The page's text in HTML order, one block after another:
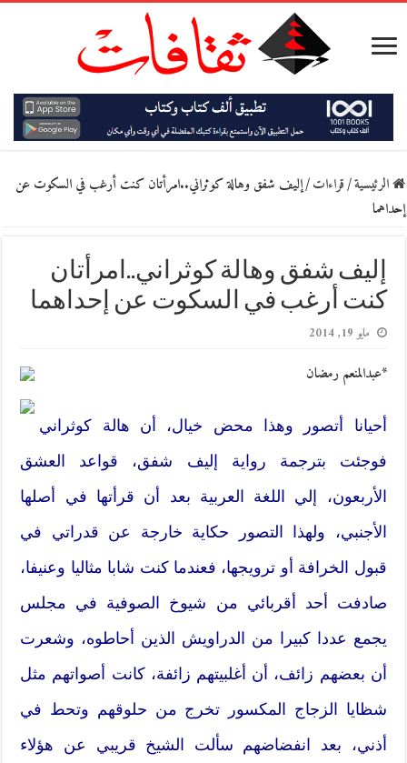
الرئيسية/قراءات/إليف شفق وهالة كوثراني..امرأتان كنت أرغب في السكوت عن
إحداهما
إليف شفق وهالة كوثراني..امرأتان
كنت أرغب في السكوت عن إحداهما
مايو 19, 2014
*عبدالمنعم رمضان
أحيانا أتصور وهذا محض خيال،‮ ‬أن هالة كوثراني
فوجئت بترجمة رواية إليف شفق،‮ ‬قواعد العشق
الأربعون،‮ ‬إلي اللغة العربية بعد أن قرأتها في أصلها
الأجنبي،‮ ‬ولهذا التصور حكاية خارجة عن قدراتي في
‬صادفت أحد أقربائي من شيوخ الصوفية في مجلس
يجمع عددا كبيرا من الدراويش الذين أحاطوه،‮ ‬وشعرت
أن بعضهم زائف،‮ ‬أن أغلبيتهم زائفة،‮ ‬كانت أصواتهم مثل
شظايا الزجاج المكسور تخرج من حلوقهم وتحط في
أذني،‮ ‬بعد انفضاضهم سألت الشيخ قريبي عن هؤلاء